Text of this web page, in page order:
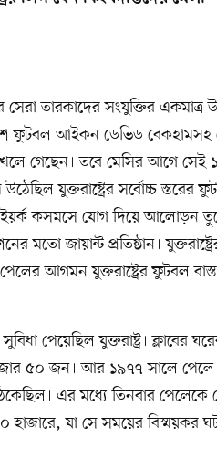
তারকাদের সংযুক্তির
ফুটবল আইকন ডেভিড বেকহামসহ
খেলে গেছেন। তবে মেসির আগে
যুক্তরাষ্ট্রের সর্বোচ্চ স্তরের
কসমসে যোগ দিয়ে আলোড়ন
মতো জায়ান্ট প্রতিষ্ঠান।
আগমন যুক্তরাষ্ট্রের ফুটবল
পেয়েছিল যুক্তরাষ্ট্র। ক্লাবের
৫০ জন। আর ১৯৭৭ সালে পেলে
এর মধ্যে তিনবার পেলেকে
হাজারে, যা সে সময়ের বিস্ময়কর